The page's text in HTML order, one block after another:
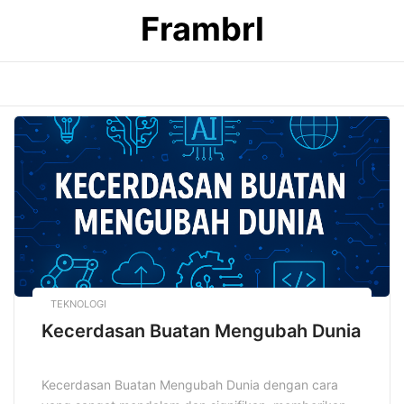
Frambrl
TEKNOLOGI
Kecerdasan Buatan Mengubah Dunia
Kecerdasan Buatan Mengubah Dunia dengan cara